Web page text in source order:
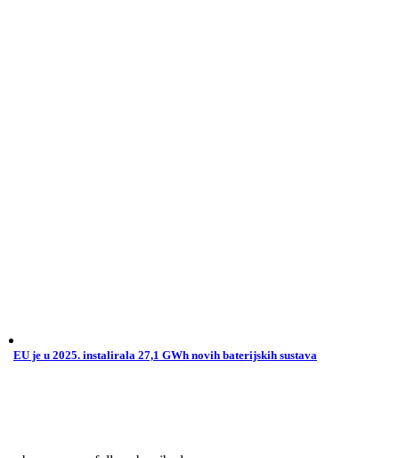
EU je u 2025. instalirala 27,1 GWh novih baterijskih sustava